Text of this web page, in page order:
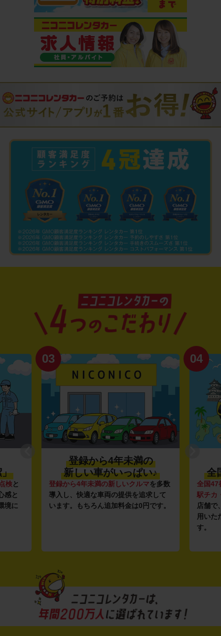
」
検と
感と
境に
03
登録から4年未満の
新しい車がいっぱい♪
登録から4年未満の新しいクルマを多数
導入し、快適な車両の提供を追求して
います。もちろん追加料金は0円です。
04
全
全国47
駅チカ
店舗で
用いた
す。